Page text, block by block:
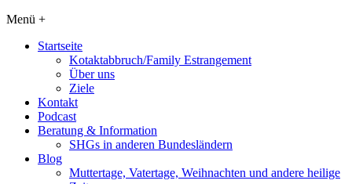
Menü +
Startseite
Kotaktabbruch/Family Estrangement
Über uns
Ziele
Kontakt
Podcast
Beratung & Information
SHGs in anderen Bundesländern
Blog
Muttertage, Vatertage, Weihnachten und andere heilige